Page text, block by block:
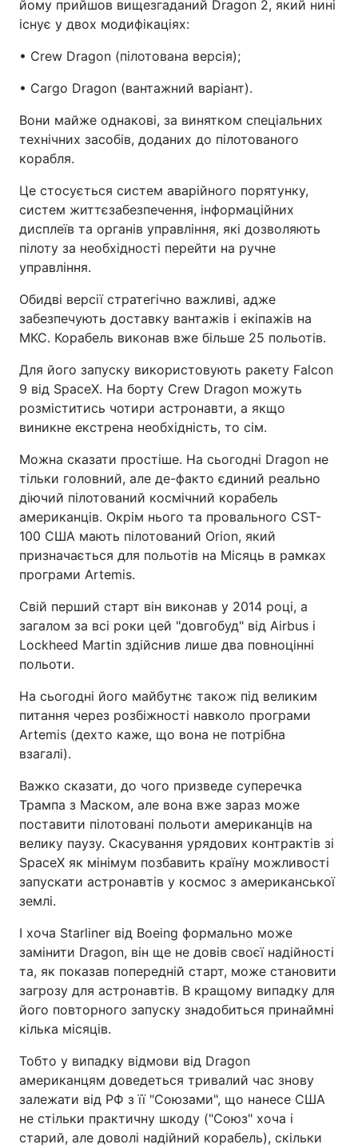
йому прийшов вищезгаданий Dragon 2, який нині
існує у двох модифікаціях:
• Crew Dragon (пілотована версія);
• Cargo Dragon (вантажний варіант).
Вони майже однакові, за винятком спеціальних
технічних засобів, доданих до пілотованого
корабля.
Це стосується систем аварійного порятунку,
систем життєзабезпечення, інформаційних
дисплеїв та органів управління, які дозволяють
пілоту за необхідності перейти на ручне
управління.
Обидві версії стратегічно важливі, адже
забезпечують доставку вантажів і екіпажів на
МКС. Корабель виконав вже більше 25 польотів.
Для його запуску використовують ракету Falcon
9 від SpaceX. На борту Crew Dragon можуть
розміститись чотири астронавти, а якщо
виникне екстрена необхідність, то сім.
Можна сказати простіше. На сьогодні Dragon не
тільки головний, але де-факто єдиний реально
діючий пілотований космічний корабель
американців. Окрім нього та провального CST-
100 США мають пілотований Orion, який
призначається для польотів на Місяць в рамках
програми Artemis.
Свій перший старт він виконав у 2014 році, а
загалом за всі роки цей "довгобуд" від Airbus і
Lockheed Martin здійснив лише два повноцінні
польоти.
На сьогодні його майбутнє також під великим
питання через розбіжності навколо програми
Artemis (дехто каже, що вона не потрібна
взагалі).
Важко сказати, до чого призведе суперечка
Трампа з Маском, але вона вже зараз може
поставити пілотовані польоти американців на
велику паузу. Скасування урядових контрактів зі
SpaceX як мінімум позбавить країну можливості
запускати астронавтів у космос з американської
землі.
І хоча Starliner від Boeing формально може
замінити Dragon, він ще не довів своєї надійності
та, як показав попередній старт, може становити
загрозу для астронавтів. В кращому випадку для
його повторного запуску знадобиться принаймні
кілька місяців.
Тобто у випадку відмови від Dragon
американцям доведеться тривалий час знову
залежати від РФ з її "Союзами", що нанесе США
не стільки практичну шкоду ("Союз" хоча і
старий, але доволі надійний корабель), скільки